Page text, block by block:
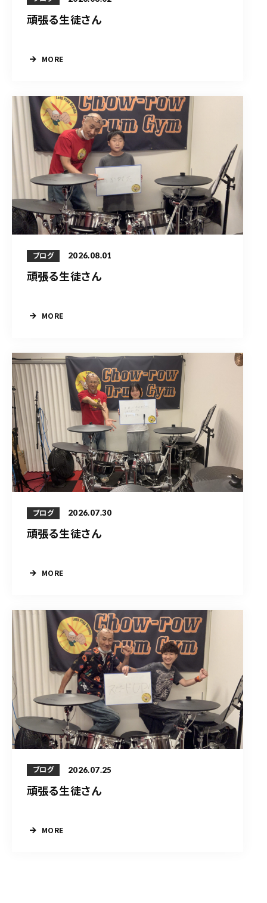
頑張る生徒さん
MORE
ブログ 2026.08.01
頑張る生徒さん
MORE
ブログ 2026.07.30
頑張る生徒さん
MORE
ブログ 2026.07.25
頑張る生徒さん
MORE